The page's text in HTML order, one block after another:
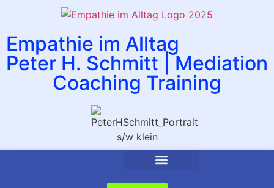
Empathie im Alltag
Peter H. Schmitt | Mediation
Coaching Training